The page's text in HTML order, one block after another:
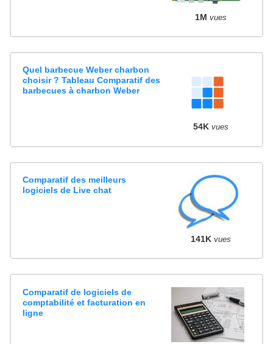
1M vues
Quel barbecue Weber charbon
choisir ? Tableau Comparatif des
barbecues à charbon Weber
54K vues
Comparatif des meilleurs
logiciels de Live chat
141K vues
Comparatif de logiciels de
comptabilité et facturation en
ligne